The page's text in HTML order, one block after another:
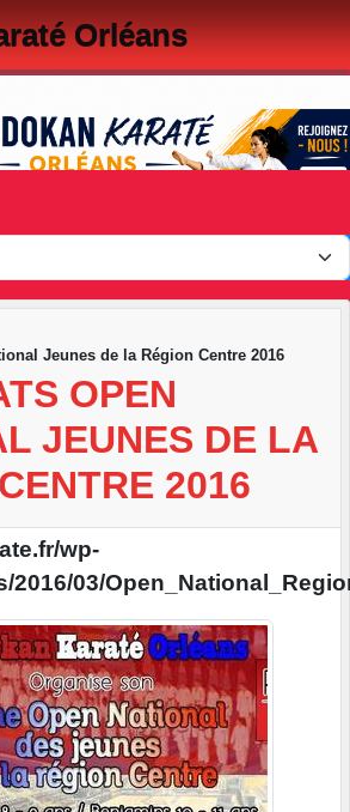
Orléans
Jeunes de la Région Centre 2016
OPEN
JEUNES DE LA
2016
wp-
2016/03/